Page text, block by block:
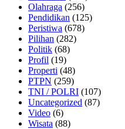
Olahraga (256)
Pendidikan (125)
Peristiwa (678)
Pilihan (282)
Politik (68)
Profil (19)
Properti (48)
PTPN (259)
TNI / POLRI (107)
Uncategorized (87)
Video (6)
Wisata (88)